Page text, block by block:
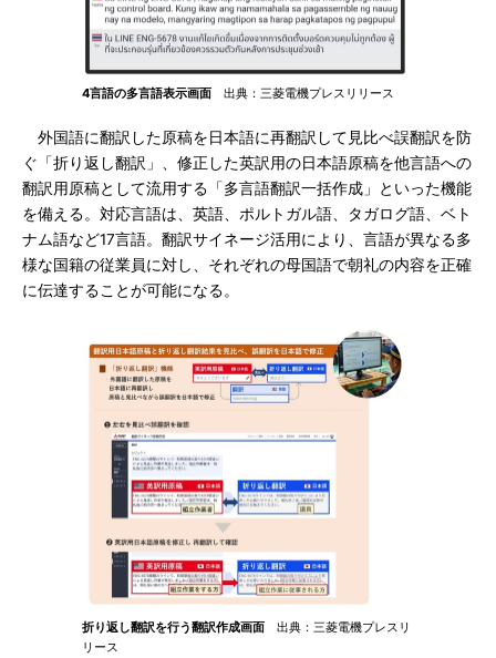
4言語の多言語表示画面 出典：三菱電機プレスリリース
外国語に翻訳した原稿を日本語に再翻訳して見比べ誤翻訳を防
ぐ「折り返し翻訳」、修正した英訳用の日本語原稿を他言語への
翻訳用原稿として流用する「多言語翻訳一括作成」といった機能
を備える。対応言語は、英語、ポルトガル語、タガログ語、ベト
ナム語など17言語。翻訳サイネージ活用により、言語が異なる多
様な国籍の従業員に対し、それぞれの母国語で朝礼の内容を正確
に伝達することが可能になる。
折り返し翻訳を行う翻訳作成画面 出典：三菱電機プレスリ
リース